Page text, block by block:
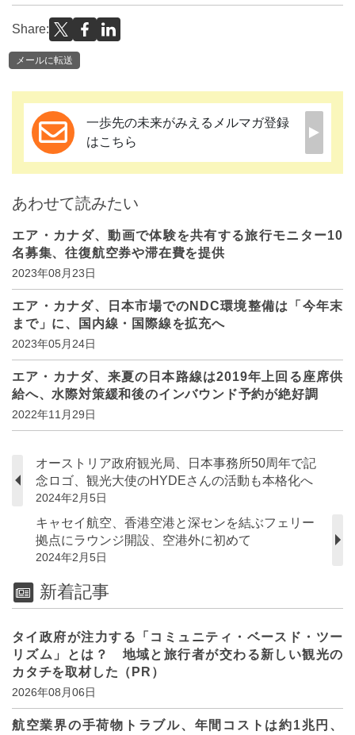
Share:
メールに転送
一歩先の未来がみえるメルマガ登録
はこちら
あわせて読みたい
エア・カナダ、動画で体験を共有する旅行モニター10
名募集、往復航空券や滞在費を提供
2023年08月23日
エア・カナダ、日本市場でのNDC環境整備は「今年末
まで」に、国内線・国際線を拡充へ
2023年05月24日
エア・カナダ、来夏の日本路線は2019年上回る座席供
給へ、水際対策緩和後のインバウンド予約が絶好調
2022年11月29日
オーストリア政府観光局、日本事務所50周年で記
念ロゴ、観光大使のHYDEさんの活動も本格化へ
2024年2月5日
キャセイ航空、香港空港と深センを結ぶフェリー
拠点にラウンジ開設、空港外に初めて
2024年2月5日
新着記事
タイ政府が注力する「コミュニティ・ベースド・ツー
リズム」とは？ 地域と旅行者が交わる新しい観光の
カタチを取材した（PR）
2026年08月06日
航空業界の手荷物トラブル、年間コストは約1兆円、